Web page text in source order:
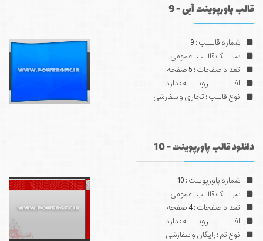
قالب پاورپوینت آبی - 9
شماره قالــب : 9
سبـــک قالـب : عمومی
تعداد صفحات : 5 صفحه
افـــــــــزونــــه : دارد
نوع قالـب : تجاری و سفارشی
دانلود قالب پاورپوینت - 10
شماره پاورپوینت : 10
سبـــک قالـب : عمومی
تعداد صفحات : 4 صفحه
افـــــــــزونــــه : دارد
نوع تم : رایگان و سفارشی